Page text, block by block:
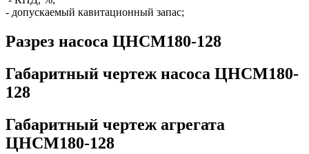
- допускаемый кавитационный запас;
Разрез насоса ЦНСМ180-128
Габаритный чертеж насоса ЦНСМ180-
128
Габаритный чертеж агрегата
ЦНСМ180-128